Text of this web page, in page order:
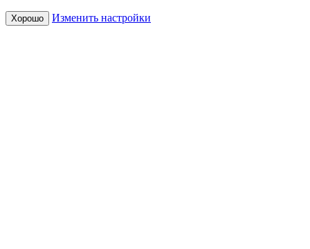
Хорошо Изменить настройки